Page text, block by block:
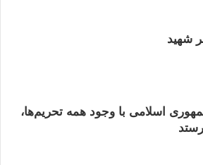
شهید
اسلامی با وجود همه تحریم‌ها،